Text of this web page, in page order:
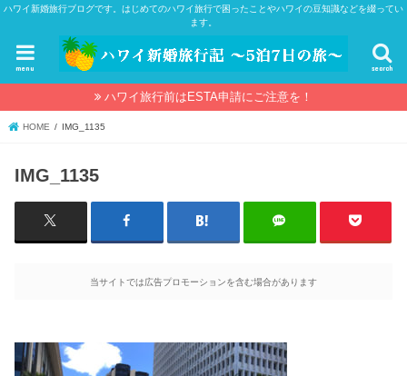
ハワイ新婚旅行ブログです。はじめてのハワイ旅行で困ったことやハワイの豆知識などを綴ってい
ます。
search
menu
ハワイ旅行前はESTA申請にご注意を！
HOME IMG_1135
IMG_1135
当サイトでは広告プロモーションを含む場合があります